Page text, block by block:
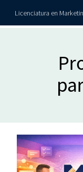
Licenciatura en